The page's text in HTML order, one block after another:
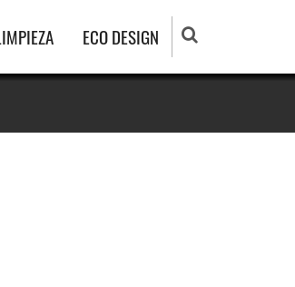
ECO DESIGN